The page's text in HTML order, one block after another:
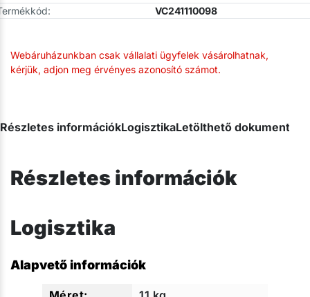
Webáruházunkban csak vállalati ügyfelek vásárolhatnak,
kérjük, adjon meg érvényes azonosító számot.
VC241110098
Részletes információkLogisztikaLetölthető
Részletes információk
Logisztika
Alapvető információk